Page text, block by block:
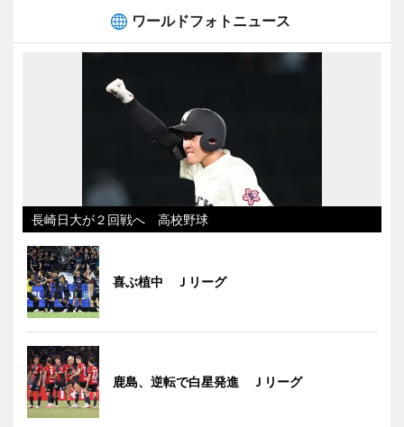
ワールドフォトニュース
長崎日大が２回戦へ 高校野球
喜ぶ植中 Ｊリーグ
鹿島、逆転で白星発進 Ｊリーグ